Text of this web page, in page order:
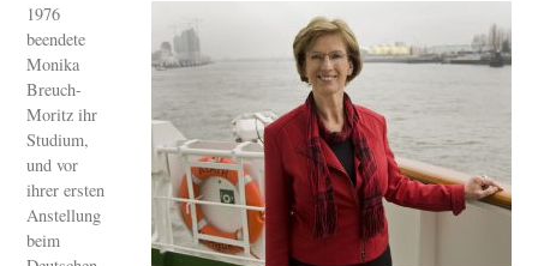
1976
beendete
Monika
Breuch-
Moritz ihr
Studium,
und vor
ihrer ersten
Anstellung
beim